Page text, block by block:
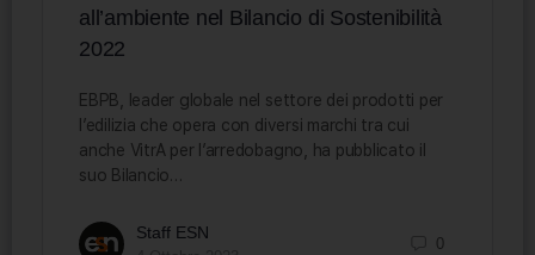
all’ambiente nel Bilancio di Sostenibilità
2022
EBPB, leader globale nel settore dei prodotti per
l’edilizia che opera con diversi marchi tra cui
anche VitrA per l’arredobagno, ha pubblicato il
suo Bilancio…
Staff ESN
0